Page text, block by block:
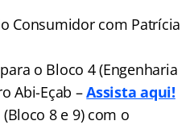
Consumidor com Patrícia
o Bloco 4 (Engenharia
Abi-Eçab –Assista aqui!
8 e 9) com o